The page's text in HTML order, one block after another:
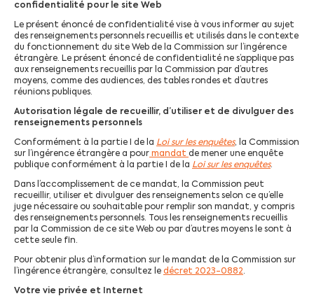
confidentialité pour le site Web
Le présent énoncé de confidentialité vise à vous informer au sujet
des renseignements personnels recueillis et utilisés dans le contexte
du fonctionnement du site Web de la Commission sur l’ingérence
étrangère. Le présent énoncé de confidentialité ne s’applique pas
aux renseignements recueillis par la Commission par d’autres
moyens, comme des audiences, des tables rondes et d’autres
réunions publiques.
Autorisation légale de recueillir, d’utiliser et de divulguer des
renseignements personnels
Conformément à la partie I de la Loi sur les enquêtes, la Commission
sur l’ingérence étrangère a pour mandat de mener une enquête
publique conformément à la partie I de la Loi sur les enquêtes.
Dans l’accomplissement de ce mandat, la Commission peut
recueillir, utiliser et divulguer des renseignements selon ce qu’elle
juge nécessaire ou souhaitable pour remplir son mandat, y compris
des renseignements personnels. Tous les renseignements recueillis
par la Commission de ce site Web ou par d’autres moyens le sont à
cette seule fin.
Pour obtenir plus d’information sur le mandat de la Commission sur
l’ingérence étrangère, consultez le décret 2023-0882.
Votre vie privée et Internet